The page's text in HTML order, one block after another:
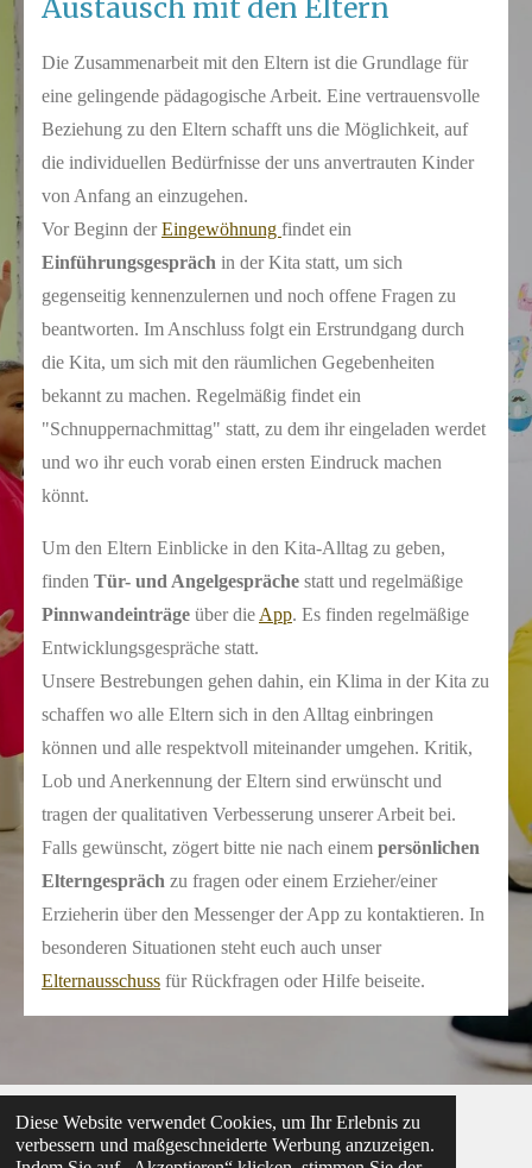
Diese Website verwendet Cookies, um Ihr Erlebnis zu
verbessern und maßgeschneiderte Werbung anzuzeigen.
Austausch mit den Eltern
Die Zusammenarbeit mit den Eltern ist die Grundlage für
eine gelingende pädagogische Arbeit. Eine vertrauensvolle
Beziehung zu den Eltern schafft uns die Möglichkeit, auf
die individuellen Bedürfnisse der uns anvertrauten Kinder
von Anfang an einzugehen.
Vor Beginn derEingewöhnung findet ein
Einführungsgespräch in der Kita statt, um sich
gegenseitig kennenzulernen und noch offene Fragen zu
beantworten. Im Anschluss folgt ein Erstrundgang durch
die Kita, um sich mit den räumlichen Gegebenheiten
bekannt zu machen. Regelmäßig findet ein
"Schnuppernachmittag" statt, zu dem ihr eingeladen werdet
und wo ihr euch vorab einen ersten Eindruck machen
könnt.
Um den Eltern Einblicke in den Kita-Alltag zu geben,
finden Tür- und Angelgespräche statt und regelmäßige
Pinnwandeinträge über die App. Es finden regelmäßige
Entwicklungsgespräche statt.
Unsere Bestrebungen gehen dahin, ein Klima in der Kita zu
schaffen wo alle Eltern sich in den Alltag einbringen
können und alle respektvoll miteinander umgehen. Kritik,
Lob und Anerkennung der Eltern sind erwünscht und
tragen der qualitativen Verbesserung unserer Arbeit bei.
Falls gewünscht, zögert bitte nie nach einem persönlichen
Elterngespräch zu fragen oder einem Erzieher/einer
Erzieherin über den Messenger der App zu kontaktieren. In
besonderen Situationen steht euch auch unser
Elternausschuss für Rückfragen oder Hilfe beiseite.
IMPRESSUM DATENSCHUTZ© 2026 Kita